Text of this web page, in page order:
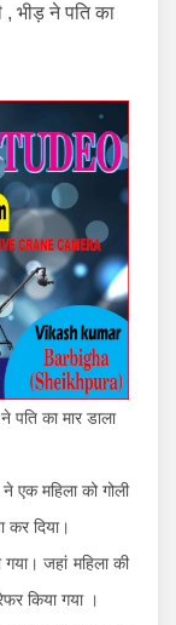
, भीड़ ने पति का
पति का मार डाला
महिला को गोली
दिया।
जहां महिला की
किया गया ।